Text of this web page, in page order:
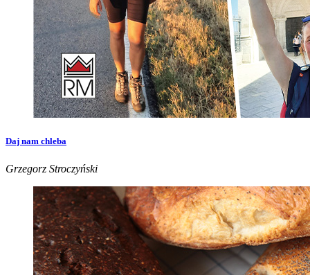
Daj nam chleba
Grzegorz Stroczyński